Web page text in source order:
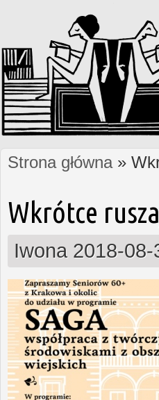
Jesteś tutaj
Strona główna»
Wkrótce
Iwona 2018-